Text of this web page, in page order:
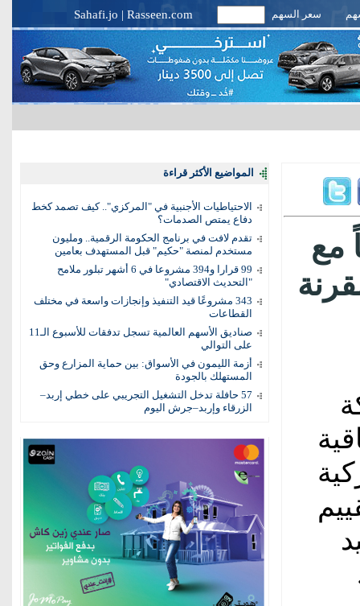
سعر السهم Sahafi.jo | Rasseen.com
المواضيع الأكثر قراءة
الاحتياطيات الأجنبية في "المركزي".. كيف تصمد كخط
دفاع يمتص الصدمات؟
تقدم لافت في برنامج الحكومة الرقمية.. ومليون
مستخدم لمنصة "حكيم" قبل المستهدف بعامين
99 قرارا و394 مشروعا في 6 أشهر تبلور ملامح
"التحديث الاقتصادي"
343 مشروعًا قيد التنفيذ وإنجازات واسعة في مختلف
القطاعات
صناديق الأسهم العالمية تسجل تدفقات للأسبوع الـ11
على التوالي
أزمة الليمون في الأسواق: بين حماية المزارع وحق
المستهلك بالجودة
57 حافلة تدخل التشغيل التجريبي على خطي إربد–
الزرقاء وإربد–جرش اليوم
مع